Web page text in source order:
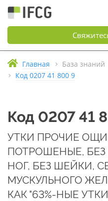
Главная База знаний
Код 0207 41 800 9
Код 0207 41
УТКИ ПРОЧИЕ
ПОТРОШЕНЫЕ,
НОГ, БЕЗ ШЕЙКИ,
МУСКУЛЬНОГО
КАК "63%-НЫЕ